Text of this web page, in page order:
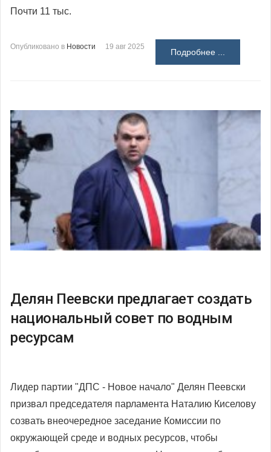
Почти 11 тыс.
Опубликовано в Новости 19 авг 2025
Подробнее ...
Делян Пеевски предлагает создать
национальный совет по водным
ресурсам
Лидер партии "ДПС - Новое начало" Делян Пеевски
призвал председателя парламента Наталию Киселову
созвать внеочередное заседание Комиссии по
окружающей среде и водных ресурсов, чтобы